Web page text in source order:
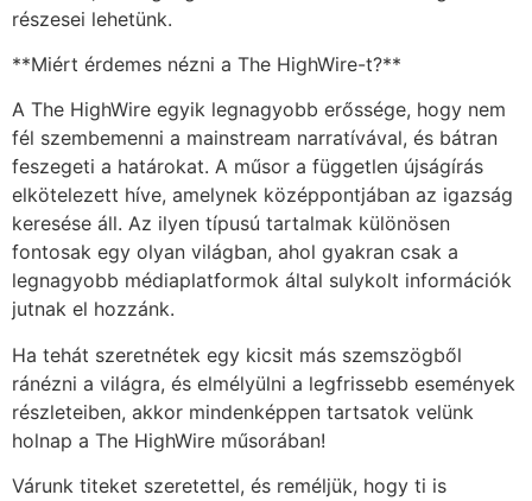
részesei lehetünk.
**Miért érdemes nézni a The HighWire-t?**
A The HighWire egyik legnagyobb erőssége, hogy nem
fél szembemenni a mainstream narratívával, és bátran
feszegeti a határokat. A műsor a független újságírás
elkötelezett híve, amelynek középpontjában az igazság
keresése áll. Az ilyen típusú tartalmak különösen
fontosak egy olyan világban, ahol gyakran csak a
legnagyobb médiaplatformok által sulykolt információk
jutnak el hozzánk.
Ha tehát szeretnétek egy kicsit más szemszögből
ránézni a világra, és elmélyülni a legfrissebb események
részleteiben, akkor mindenképpen tartsatok velünk
holnap a The HighWire műsorában!
Várunk titeket szeretettel, és reméljük, hogy ti is